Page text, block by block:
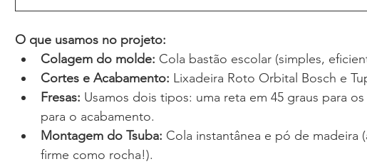
O que usamos no projeto:
Colagem do molde: Cola bastão escolar (simples,
Cortes e Acabamento: Lixadeira Roto Orbital Bosch e
Fresas: Usamos dois tipos: uma reta em 45 graus para
para o acabamento.
Montagem do Tsuba: Cola instantânea e pó de madeira
firme como rocha!).